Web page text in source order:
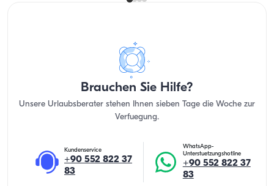
Brauchen Sie Hilfe?
Unsere Urlaubsberater stehen Ihnen sieben Tage die Woche zur
Verfuegung.
Kundenservice
+90 552 822 37
83
WhatsApp-
Unterstuetzungshotline
+90 552 822 37
83